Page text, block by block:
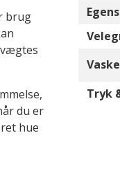
brug
du er
hue
Tryk